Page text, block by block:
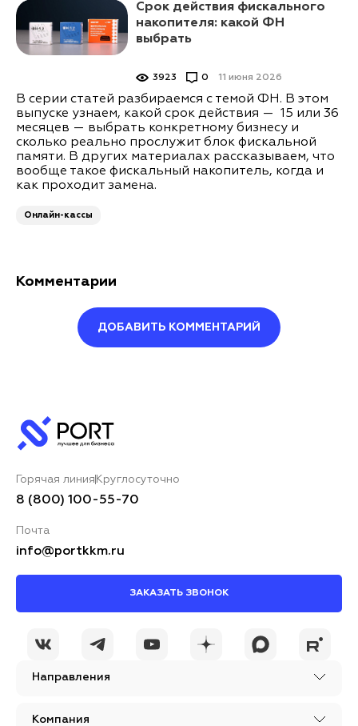
Срок действия фискального
накопителя: какой ФН
выбрать
11 июня 2026
3923 0
В серии статей разбираемся с темой ФН. В этом
выпуске узнаем, какой срок действия — 15 или 36
месяцев — выбрать конкретному бизнесу и
сколько реально прослужит блок фискальной
памяти. В других материалах рассказываем, что
вообще такое фискальный накопитель, когда и
как проходит замена.
Онлайн-кассы
Комментарии
ДОБАВИТЬ КОММЕНТАРИЙ
Ваш комментарий*
конфиденциальности
КОММЕНТАРИЙ
Направления
Компания
Горячая линия Круглосуточно
8 (800) 100-55-70
Почта
info@portkkm.ru
ЗАКАЗАТЬ ЗВОНОК